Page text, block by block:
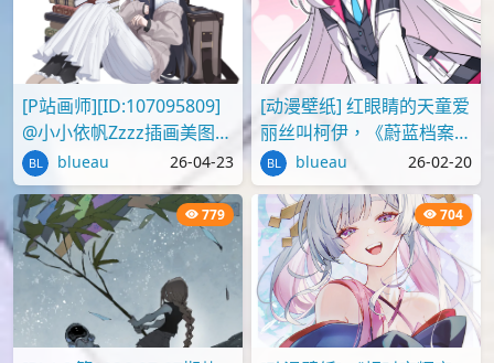
thunter
投稿 2109 篇 评论 0 节操 7940
热门
2,160 1,124